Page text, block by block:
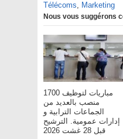
Télécoms, Marketing
Nous vous suggérons
مباريات لتوظيف 1700
منصب بالعديد من
الجماعات الترابية و
إدارات عمومية. الترشيح
قبل 28 غشت 2026